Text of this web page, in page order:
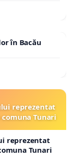
în Bacău
reprezentat
Tunari
reprezentat
Tunari